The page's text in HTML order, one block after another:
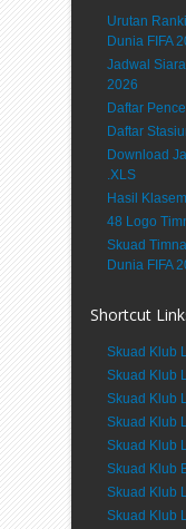
Urutan
Dunia FIFA
Jadwal
2026
Daftar
Daftar
Download
.XLS
Hasil
48 Logo
Skuad
Dunia FIFA
Shortcut
Skuad Klub
Skuad Klub
Skuad Klub
Skuad Klub
Skuad Klub
Skuad Klub
Skuad Klub
Skuad Klub